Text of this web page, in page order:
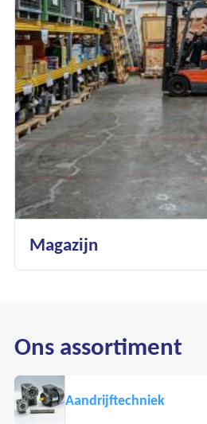
Magazijn
Ons assortiment
Aandrijftechniek